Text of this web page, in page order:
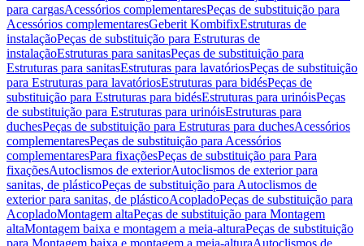
para cargasAcessórios complementaresPeças de substituição para
Acessórios complementaresGeberit KombifixEstruturas de
instalaçãoPeças de substituição para Estruturas de
instalaçãoEstruturas para sanitasPeças de substituição para
Estruturas para sanitasEstruturas para lavatóriosPeças de substituição
para Estruturas para lavatóriosEstruturas para bidésPeças de
substituição para Estruturas para bidésEstruturas para urinóisPeças
de substituição para Estruturas para urinóisEstruturas para
duchesPeças de substituição para Estruturas para duchesAcessórios
complementaresPeças de substituição para Acessórios
complementaresPara fixaçõesPeças de substituição para Para
fixaçõesAutoclismos de exteriorAutoclismos de exterior para
sanitas, de plásticoPeças de substituição para Autoclismos de
exterior para sanitas, de plásticoAcopladoPeças de substituição para
AcopladoMontagem altaPeças de substituição para Montagem
altaMontagem baixa e montagem a meia-alturaPeças de substituição
para Montagem baixa e montagem a meia-alturaAutoclismos de